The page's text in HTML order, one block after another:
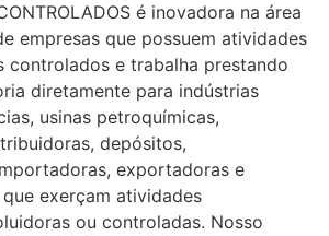
é inovadora na área
empresas que possuem atividades
controlados e trabalha prestando
diretamente para indústrias
usinas petroquímicas,
depósitos,
exportadoras e
exerçam atividades
ou controladas. Nosso